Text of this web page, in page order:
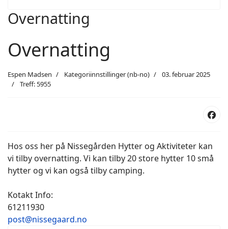
Overnatting
Overnatting
Espen Madsen Kategoriinnstillinger (nb-no)
03. februar 2025
Treff: 5955
Hos oss her på Nissegården Hytter og Aktiviteter kan
vi tilby overnatting. Vi kan tilby 20 store hytter 10 små
hytter og vi kan også tilby camping.
Kotakt Info:
61211930
post@nissegaard.no